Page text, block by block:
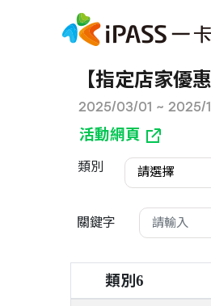
【指定店家優
2025/03/01 ~ 2025/
活動網頁
類別 請選擇
關鍵字
類別6